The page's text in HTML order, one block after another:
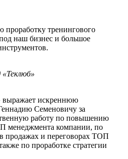
тренингового
наш бизнес и большое
«Теклюб»
выражает искреннюю
Семеновичу за
работу по повышению
менеджмента компании, по
и переговорах ТОП
по проработке стратегии